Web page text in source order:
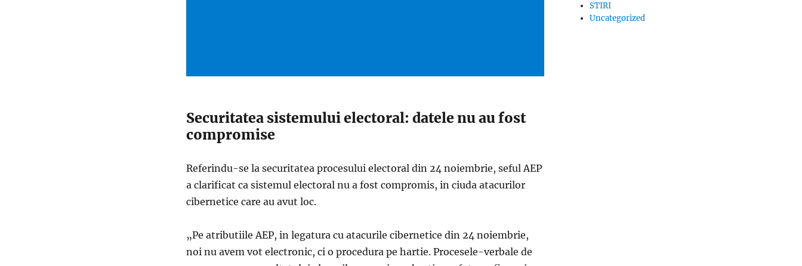
Securitatea sistemului electoral: datele nu au fost
compromise
Referindu-se la securitatea procesului electoral din 24 noiembrie, seful AEP
a clarificat ca sistemul electoral nu a fost compromis, in ciuda atacurilor
cibernetice care au avut loc.
„Pe atributiile AEP, in legatura cu atacurile cibernetice din 24 noiembrie,
noi nu avem vot electronic, ci o procedura pe hartie. Procesele-verbale de
STIRI
Uncategorized